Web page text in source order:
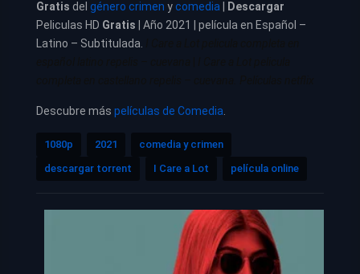
Gratis del género crimen ycomedia
Descargar
Peliculas HD Gratis | Año 2021 | película en Español –
Latino – Subtitulada.
Descubre más películas de Comedia
1080p 2021
comedia y crimen
descargar torrent
I Care a Lot película online